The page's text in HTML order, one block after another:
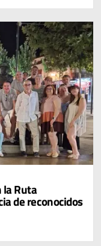
la Ruta
de reconocidos